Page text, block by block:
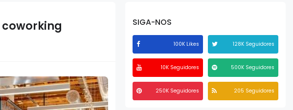
SIGA-NOS
100K Likes 128K Seguidores
10K Seguidores 500K Seguidores
250K Seguidores 205 Seguidores